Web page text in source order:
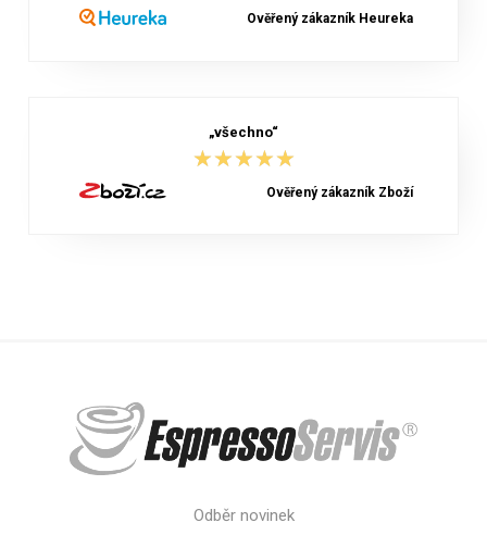
Ověřený zákazník Heureka
„všechno“
★★★★★
★★★★★
Ověřený zákazník Zboží
Odběr novinek